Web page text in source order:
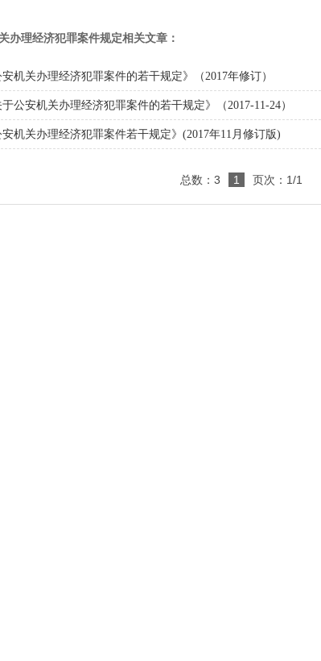
办理经济犯罪案件规定相关文章：
安机关办理经济犯罪案件的若干规定》（2017年修订）
于公安机关办理经济犯罪案件的若干规定》（2017-11-24）
安机关办理经济犯罪案件若干规定》(2017年11月修订版)
总数：3 1 页次：1/1